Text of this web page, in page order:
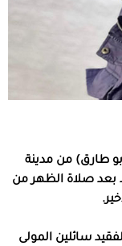
طارق) من مدينة
بعد صلاة الظهر من
سائلين المولى